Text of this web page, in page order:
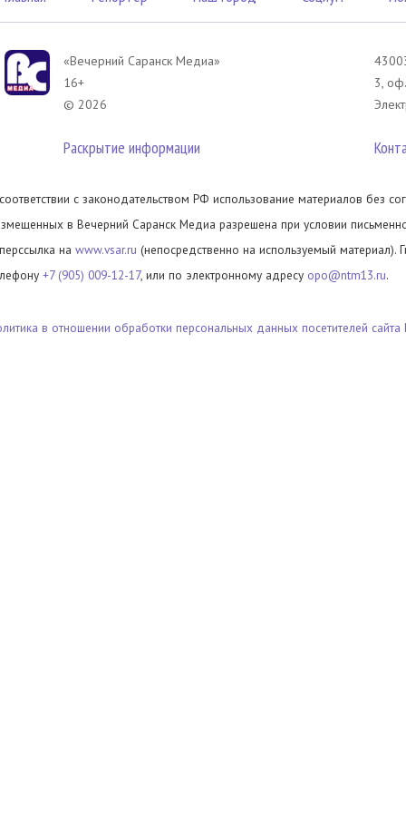
«Вечерний Саранск Mедиа»
16+
© 2026
Раскрытие информации
3,
с законодательством РФ использование материалов без
в Вечерний Саранск Медиа разрешена при условии
на www.vsar.ru (непосредственно на используемый материал).
+7 (905) 009-12-17, или по электронному адресу opo@ntm13.ru.
в отношении обработки персональных данных посетителей